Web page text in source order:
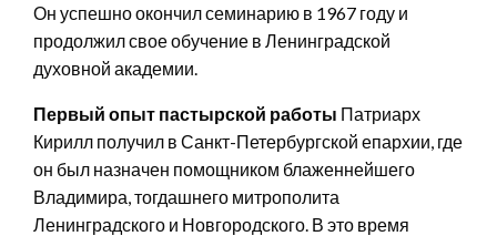
Он успешно окончил семинарию в 1967 году и
продолжил свое обучение в Ленинградской
духовной академии.
Первый опыт пастырской работы Патриарх
Кирилл получил в Санкт-Петербургской епархии, где
он был назначен помощником блаженнейшего
Владимира, тогдашнего митрополита
Ленинградского и Новгородского. В это время